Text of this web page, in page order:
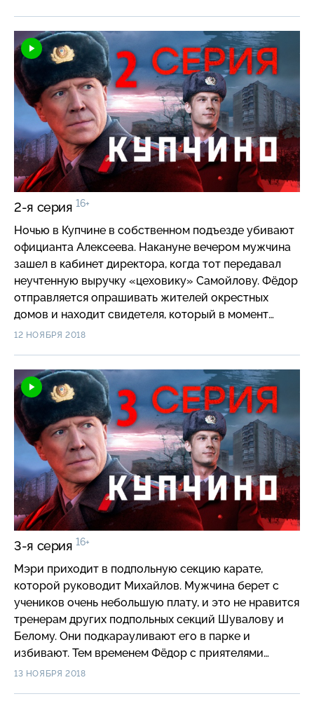
просят помочь с расследованием.
2-я серия 16+
Ночью в Купчине в собственном подъезде убивают
официанта Алексеева. Накануне вечером мужчина
зашел в кабинет директора, когда тот передавал
неучтенную выручку «цеховику» Самойлову. Фёдор
отправляется опрашивать жителей окрестных
домов и находит свидетеля, который в момент
расправы возвращался домой.
12 НОЯБРЯ 2018
3-я серия 16+
Мэри приходит в подпольную секцию карате,
которой руководит Михайлов. Мужчина берет с
учеников очень небольшую плату, и это не нравится
тренерам других подпольных секций Шувалову и
Белому. Они подкарауливают его в парке и
избивают. Тем временем Фёдор с приятелями
отправляются на нелегальный музыкальный рынок.
13 НОЯБРЯ 2018